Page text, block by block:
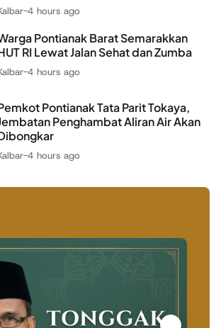
-4 hours ago
Pontianak Barat Semarakkan
RI Lewat Jalan Sehat dan Zumba
4 hours ago
Pontianak Tata Parit Tokaya,
Penghambat Aliran Air Akan
4 hours ago